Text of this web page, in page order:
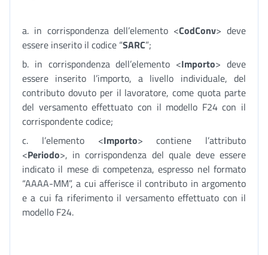
a. in corrispondenza dell’elemento <CodConv> deve
essere inserito il codice “SARC”;
b. in corrispondenza dell’elemento <Importo> deve
essere inserito l’importo, a livello individuale, del
contributo dovuto per il lavoratore, come quota parte
del versamento effettuato con il modello F24 con il
corrispondente codice;
c. l’elemento <Importo> contiene l’attributo
<Periodo>, in corrispondenza del quale deve essere
indicato il mese di competenza, espresso nel formato
“AAAA-MM”, a cui afferisce il contributo in argomento
e a cui fa riferimento il versamento effettuato con il
modello F24.